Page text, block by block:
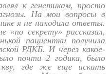
к генетикам, просто
На мои вопросы в
я не находила ответы.
«по секрету» рассказал,
пациентки получила
РДКБ. И через какое-
почти 2 годика, было
где же еще искать